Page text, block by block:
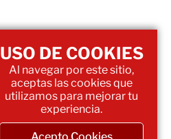
USO DE COOKIES
Al navegar por este sitio,
aceptas las cookies que
utilizamos para mejorar tu
experiencia.
Acepto Cookies